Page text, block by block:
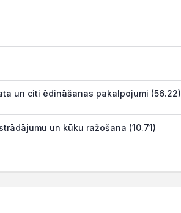
un citi ēdināšanas pakalpojumi (56.22)
un kūku ražošana (10.71)